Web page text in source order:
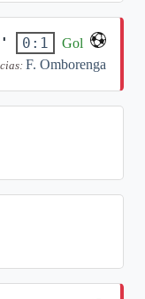
0:1
Gol
F. Omborenga